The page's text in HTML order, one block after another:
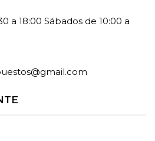
a 18:00 Sábados de 10:00 a